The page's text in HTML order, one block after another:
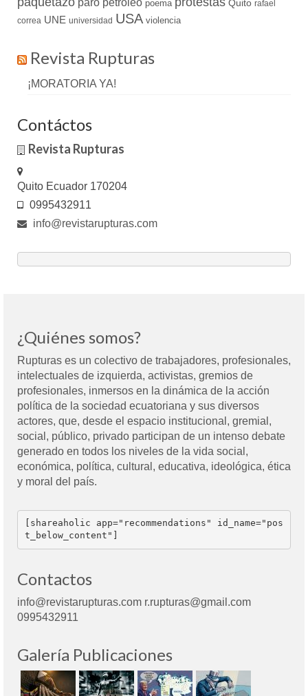
poema Quito rafael
correa UNE universidad USA violencia
Revista Rupturas
¡MORATORIA YA!
Contáctos
Revista Rupturas
Quito Ecuador 170204
0995432911
info@revistarupturas.com
¿Quiénes somos?
Rupturas es un colectivo de trabajadores, profesionales,
intelectuales de izquierda, activistas, gremios de
profesionales, inmersos en la dinámica de la acción
política de la sociedad ecuatoriana y sus diversos
actores, que, desde el espacio institucional, gremial,
social, público, privado participan de un intenso debate
generado en todos los niveles de la vida social,
económica, política, cultural, educativa, ideológica, ética
y moral del país.
[shareaholic app="recommendations" id_name="pos
t_below_content"]
Contactos
info@revistarupturas.com r.rupturas@gmail.com
0995432911
Galería Publicaciones